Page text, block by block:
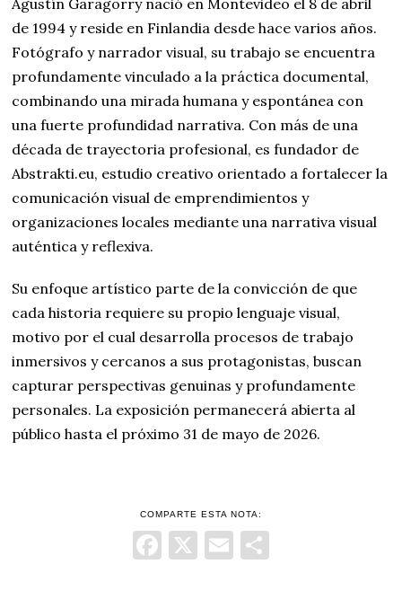
de 1994 y reside en Finlandia desde hace varios años.
Fotógrafo y narrador visual, su trabajo se encuentra
profundamente vinculado a la práctica documental,
combinando una mirada humana y espontánea con
una fuerte profundidad narrativa. Con más de una
década de trayectoria profesional, es fundador de
Abstrakti.eu, estudio creativo orientado a fortalecer la
comunicación visual de emprendimientos y
organizaciones locales mediante una narrativa visual
auténtica y reflexiva.
Su enfoque artístico parte de la convicción de que
cada historia requiere su propio lenguaje visual,
motivo por el cual desarrolla procesos de trabajo
inmersivos y cercanos a sus protagonistas, buscan
capturar perspectivas genuinas y profundamente
personales. La exposición permanecerá abierta al
público hasta el próximo 31 de mayo de 2026.
COMPARTE ESTA NOTA:
Facebook
X Email